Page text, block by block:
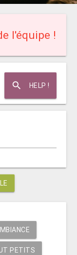
l'équipe !
search HELP !
PETITS